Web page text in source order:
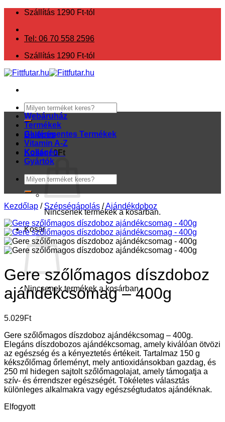
Skip
content
Szállítás 1290 Ft-tól
Tel: 06 70 558 2596
Szállítás 1290 Ft-tól
Keresés
a
következőre:
Belépés
Kosár /0Ft
Nincsenek termékek a kosárban.
Kosár
Nincsenek termékek a kosárban.
Webáruház
Termékek
Gluténmentes Termékek
Vitamin A-Z
Kollagén
Gyártók
Keresés
a
következőre:
Kezdőlap / Szépségápolás /Ajándékdoboz
Gere szőlőmagos díszdoboz
ajándékcsomag – 400g
5.029Ft
Gere szőlőmagos díszdoboz ajándékcsomag – 400g.
Elegáns díszdobozos ajándékcsomag, amely kiválóan ötvözi
az egészség és a kényeztetés értékeit. Tartalmaz 150 g
kékszőlőmag őrleményt, mely antioxidánsokban gazdag, és
250 ml hidegen sajtolt szőlőmagolajat, amely támogatja a
szív- és érrendszer egészségét. Tökéletes választás
különleges alkalmakra vagy egészségtudatos ajándéknak.
Elfogyott